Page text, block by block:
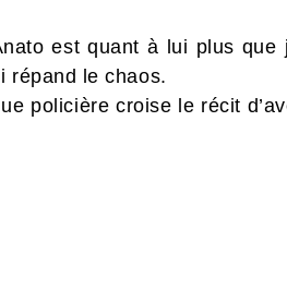
est quant à lui plus que
répand le chaos.
policière croise le récit